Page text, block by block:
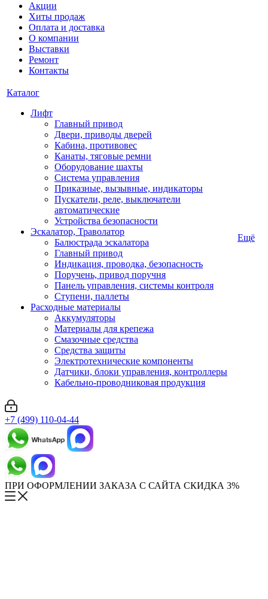
Акции
Хиты продаж
Оплата и доставка
О компании
Выставки
Ремонт
Контакты
Каталог
Лифт
Главный привод
Двери, приводы дверей
Кабина, противовес
Канаты, тяговые ремни
Оборудование шахты
Система управления
Приказные, вызывные, индикаторы
Пускатели, реле, выключатели
автоматические
Устройства безопасности
Эскалатор, Траволатор
Балюстрада эскалатора
Главный привод
Индикация, проводка, безопасность
Поручень, привод поручня
Панель управления, системы контроля
Ступени, паллеты
Расходные материалы
Аккумуляторы
Материалы для крепежа
Смазочные средства
Средства защиты
Электротехнические компоненты
Датчики, блоки управления, контроллеры
Кабельно-проводниковая продукция
Ещё
+7 (499) 110-04-44
ПРИ ОФОРМЛЕНИИ ЗАКАЗА С САЙТА СКИДКА 3%